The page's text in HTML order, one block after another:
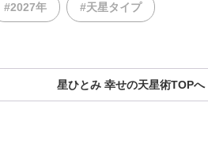
#2027年 #天星タイプ
星ひとみ 幸せの天星術TOPへ